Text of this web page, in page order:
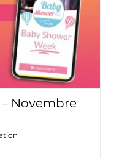
– Novembre
Creation
Novembre